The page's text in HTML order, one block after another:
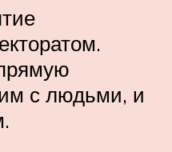
с людьми, и